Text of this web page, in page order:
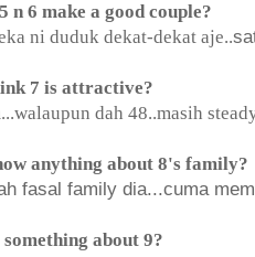
n 6 make a good couple?
ni duduk dekat-dekat aje..
7 is attractive?
dah 48..masih
anything about 8's family?
fasal family dia...cuma
something about 9?